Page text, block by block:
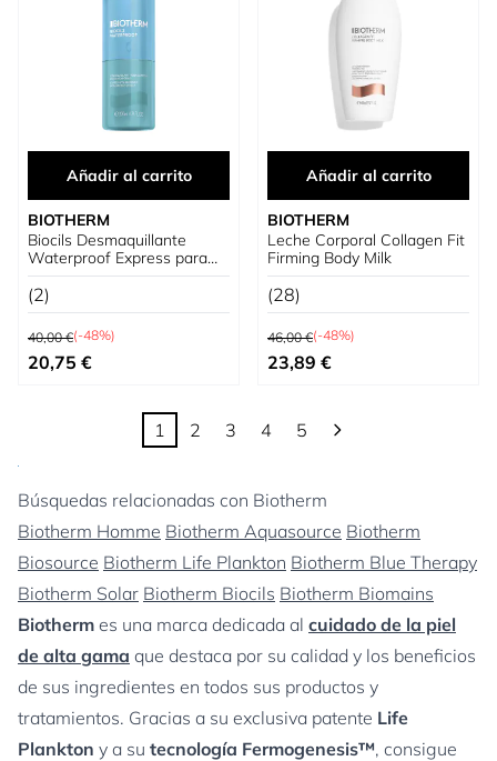
Añadir al carrito
BIOTHERM
Biocils Desmaquillante
Waterproof Express para
Ojos
(2)
Precio habitual
40,00 €(-48%)
Precio especial
20,75 €
Añadir al carrito
BIOTHERM
Leche Corporal Collagen Fit
Firming Body Milk
(28)
Precio habitual
46,00 €(-48%)
Precio especial
23,89 €
Actualmente estás leyendo página
1
Página
2
Página
3
Página
4
Página
5
Búsquedas relacionadas con Biotherm
Biotherm Homme Biotherm Aquasource Biotherm
Biosource Biotherm Life Plankton Biotherm Blue Therapy
Biotherm Solar Biotherm Biocils Biotherm Biomains
Biotherm es una marca dedicada al cuidado de la piel
de alta gama que destaca por su calidad y los beneficios
de sus ingredientes en todos sus productos y
tratamientos. Gracias a su exclusiva patente Life
Plankton y a su tecnología Fermogenesis™, consigue